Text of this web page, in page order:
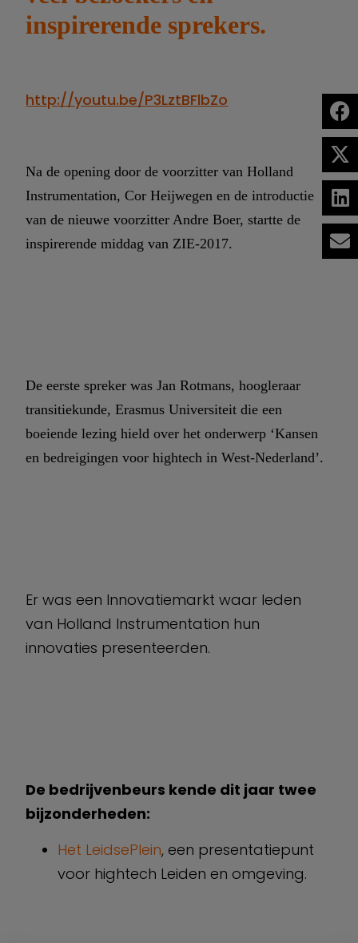
inspirerende sprekers.
http://youtu.be/P3LztBFlbZo
Na de opening door de voorzitter van Holland
Instrumentation, Cor Heijwegen en de introductie
van de nieuwe voorzitter Andre Boer, startte de
inspirerende middag van ZIE-2017.
De eerste spreker was Jan Rotmans, hoogleraar
transitiekunde, Erasmus Universiteit die een
boeiende lezing hield over het onderwerp ‘Kansen
en bedreigingen voor hightech in West-Nederland’.
Er was een Innovatiemarkt waar leden
van Holland Instrumentation hun
innovaties presenteerden.
De bedrijvenbeurs kende dit jaar twee
bijzonderheden:
Het LeidsePlein, een presentatiepunt
voor hightech Leiden en omgeving.